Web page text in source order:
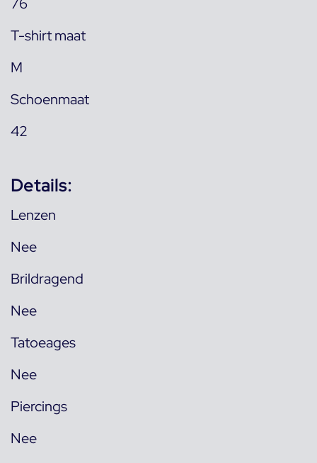
T-shirt maat
M
Schoenmaat
42
Details:
Lenzen
Nee
Brildragend
Nee
Tatoeages
Nee
Piercings
Nee